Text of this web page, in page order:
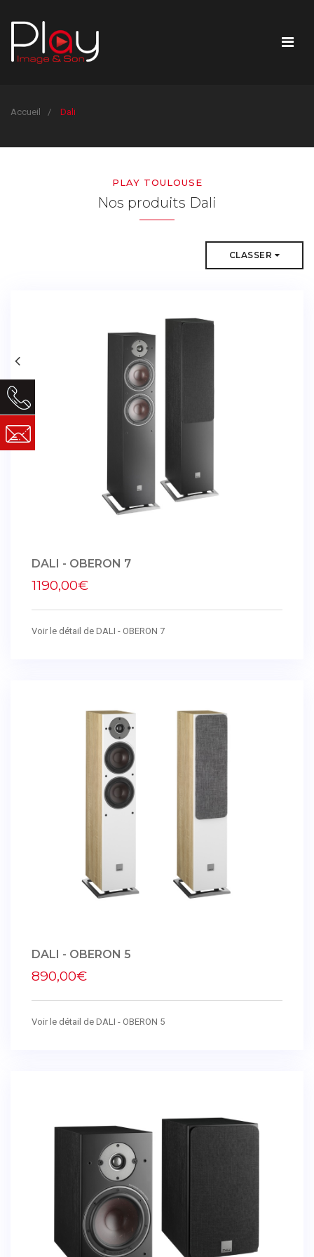
Accueil Dali
PLAY TOULOUSE
Nos produits Dali
CLASSER
DALI - OBERON 7
1190,00€
Voir le détail de DALI - OBERON 7
DALI - OBERON 5
890,00€
Voir le détail de DALI - OBERON 5